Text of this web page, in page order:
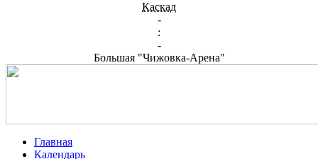
Каскад
-
:
-
Большая "Чижовка-Арена"
Главная
Календарь